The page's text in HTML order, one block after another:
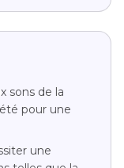
sons de la
pour une
une